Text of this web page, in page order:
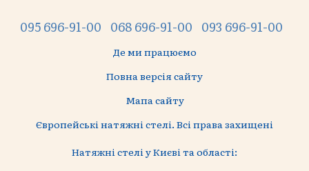
095 696-91-00 068 696-91-00 093 696-91-00
Де ми працюємо
Повна версія сайту
Мапа сайту
Європейські натяжні стелі. Всі права захищені
Натяжні стелі у Києві та області: